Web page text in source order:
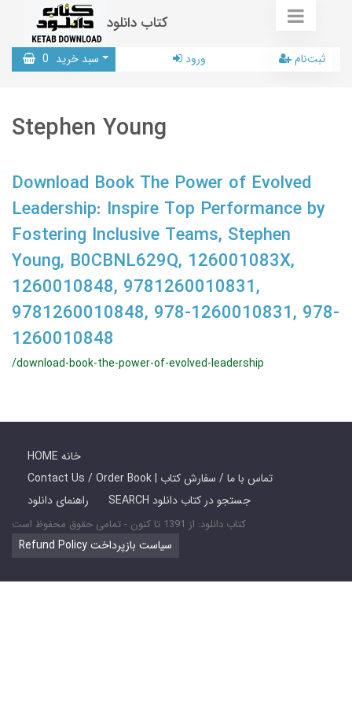
کتاب دانلود
سبد خرید 0 ورود ثبت‌نام
Stephen Young
Download Book The Power of Evolved
Leadership: Inspire Top Performance by
Fostering Inclusive Teams, Stephen
Young, B0CBNL629Q, 126001083X,
1260010848, 9781260010831,
9781260010848, 978-1260010831, 978-
1260010848
/download-book-the-power-of-evolved-leadership
HOME خانه
Contact Us / Order Book | تماس با ما / سفارش کتاب
راهنمای دانلود
SEARCH جستجو در کتاب دانلود
کتاب دانلود: از 1391 تا کنون - تمامی حقوق محفوظ است
Refund Policy سیاست بازپرداخت